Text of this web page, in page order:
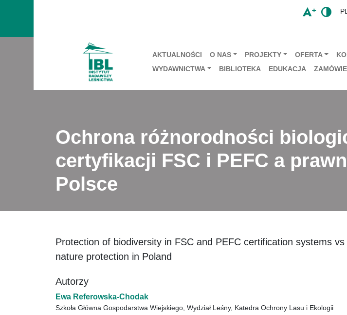
PL
AKTUALNOŚCI O NAS PROJEKTY OFERTA
WYDAWNICTWA
BIBLIOTEKA EDUKACJA
Ochrona różnorodności
certyfikacji FSC i PEFC a
Polsce
Protection of biodiversity in FSC and PEFC certification systems vs
nature protection in Poland
Autorzy
Ewa Referowska-Chodak
Szkoła Główna Gospodarstwa Wiejskiego, Wydział Leśny, Katedra Ochrony Lasu i Ekologii